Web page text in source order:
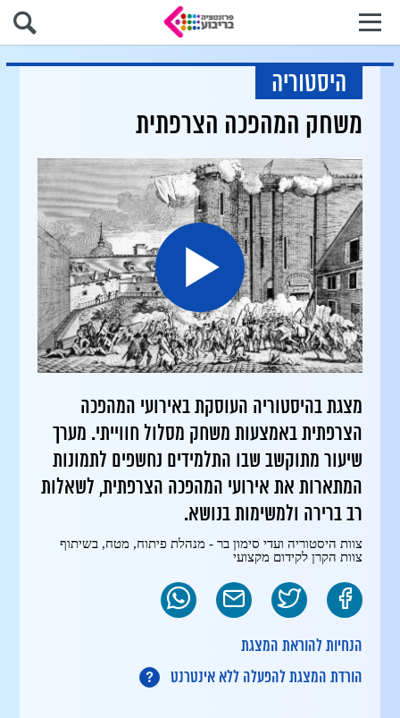
היסטוריה
משחק המהפכה הצרפתית
מצגת בהיסטוריה העוסקת באירועי המהפכה
הצרפתית באמצעות משחק מסלול חווייתי. מערך
שיעור מתוקשב שבו התלמידים נחשפים לתמונות
המתארות את אירועי המהפכה הצרפתית, לשאלות
רב ברירה ולמשימות בנושא.
צוות היסטוריה ועדי סימון בר - מנהלת פיתוח, מטח, בשיתוף
צוות הקרן לקידום מקצועי
הנחיות להוראת המצגת
הורדת המצגת להפעלה ללא אינטרנט